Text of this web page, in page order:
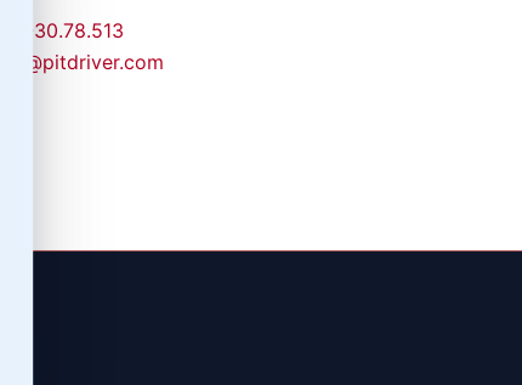
329-30.78.513
info@pitdriver.com